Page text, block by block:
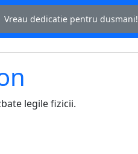
Vreau dedicatie pentru dusmani!
legile fizicii.